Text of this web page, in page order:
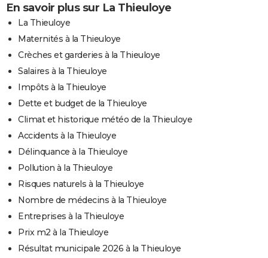
En savoir plus sur La Thieuloye
La Thieuloye
Maternités à la Thieuloye
Crèches et garderies à la Thieuloye
Salaires à la Thieuloye
Impôts à la Thieuloye
Dette et budget de la Thieuloye
Climat et historique météo de la Thieuloye
Accidents à la Thieuloye
Délinquance à la Thieuloye
Pollution à la Thieuloye
Risques naturels à la Thieuloye
Nombre de médecins à la Thieuloye
Entreprises à la Thieuloye
Prix m2 à la Thieuloye
Résultat municipale 2026 à la Thieuloye